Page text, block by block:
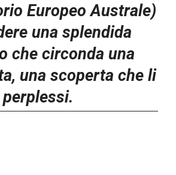
Europeo Australe)
una splendida
che circonda una
una scoperta che li